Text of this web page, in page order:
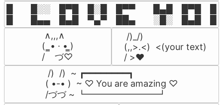
█  █░░ █▀█ █░█ █▀▀  █▄█ █▀█
█  █▄▄ █▄█ ▀▄▀ ██▄  ░█░ █▄█
∧,,,∧
(  ̳• · • ̳)
/    づ♡
/)_/)
(,,>.<)  <(your text)
/ >❤️
/)  /)  ~ ┏━━━━━━━━┓
( •-• )  ~ ♡ You are amazing ♡
/づづ ~ ┗━━━━━━━━┛